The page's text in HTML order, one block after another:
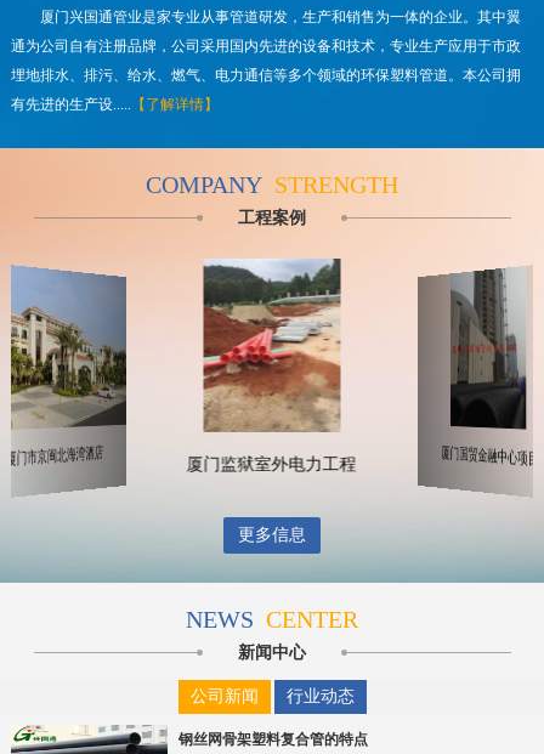
厦门兴国通管业是家专业从事管道研发，生产和销售为一体的企业。其中翼
通为公司自有注册品牌，公司采用国内先进的设备和技术，专业生产应用于市政
埋地排水、排污、给水、燃气、电力通信等多个领域的环保塑料管道。本公司拥
有先进的生产设..... 【了解详情】
COMPANY STRENGTH
工程案例
厦门市京闽北海湾酒店 厦门监狱室外电力工程 厦门
更多信息
NEWS CENTER
新闻中心
公司新闻 行业动态
钢丝网骨架塑料复合管的特点